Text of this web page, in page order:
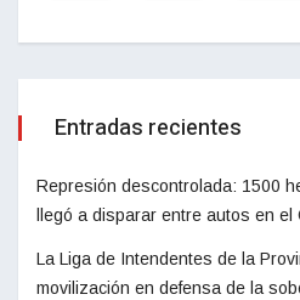
Entradas recientes
Represión descontrolada: 1500
llegó a disparar entre autos en el
La Liga de Intendentes de la
movilización en defensa de la